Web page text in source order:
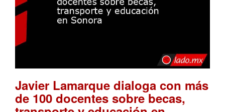
Javier Lamarque dialoga con más
de 100 docentes sobre becas,